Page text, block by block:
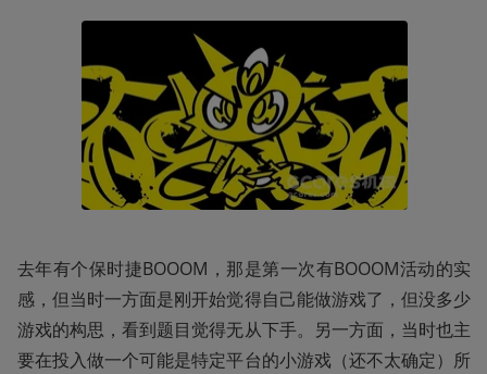
去年有个保时捷BOOOM，那是第一次有BOOOM活动的实
感，但当时一方面是刚开始觉得自己能做游戏了，但没多少
游戏的构思，看到题目觉得无从下手。另一方面，当时也主
要在投入做一个可能是特定平台的小游戏（还不太确定）所